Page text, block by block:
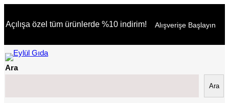
geç
Açılışa özel tüm ürünlerde %10 indirim! Alışverişe Başlayın
Ara
Ara